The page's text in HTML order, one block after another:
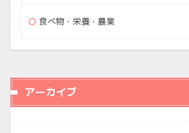
食べ物・栄養・農業
アーカイブ